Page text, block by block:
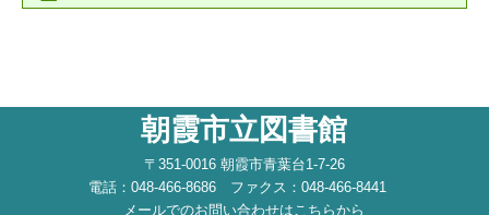
朝霞市立図書館
〒351-0016 朝霞市青葉台1-7-26
電話：048-466-8686 ファクス：048-466-8441
メールでのお問い合わせはこちらから